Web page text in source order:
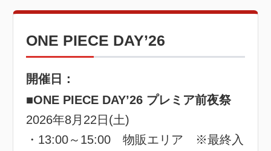
ONE PIECE DAY’26
開催日：
■ONE PIECE DAY’26 プレミア前夜祭
2026年8月22日(土)
・13:00～15:00 物販エリア ※最終入